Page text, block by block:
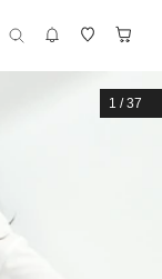
1 /37